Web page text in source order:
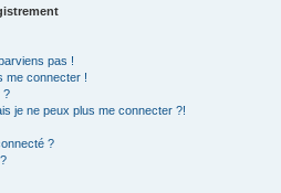
pas !
me connecter !
?
je ne peux plus me connecter ?!
?